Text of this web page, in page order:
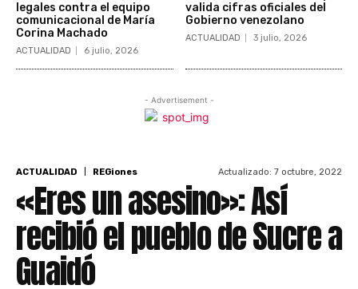
legales contra el equipo
comunicacional de María
Corina Machado
ACTUALIDAD 6 julio, 2026
valida cifras oficiales del
Gobierno venezolano
ACTUALIDAD 3 julio, 2026
- Advertisement -